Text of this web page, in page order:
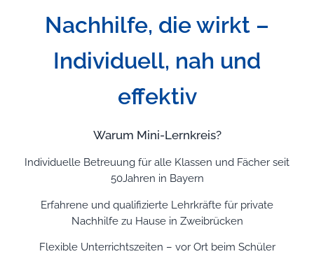
Nachhilfe, die wirkt –
Individuell, nah und
effektiv
Warum Mini-Lernkreis?
Individuelle Betreuung für alle Klassen und Fächer seit
50Jahren in Bayern
Erfahrene und qualifizierte Lehrkräfte für private
Nachhilfe zu Hause in Zweibrücken
Flexible Unterrichtszeiten – vor Ort beim Schüler